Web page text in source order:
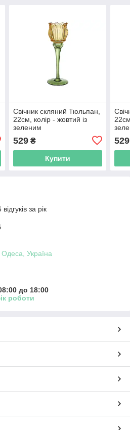
Свічник скляний Тюльпан,
22см, колір - жовтий із
зеленим
529₴
Купити
529
за рік
Україна
до 18:00
роботи